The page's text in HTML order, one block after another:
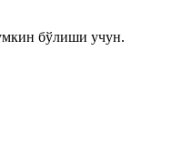
бўлиши учун.